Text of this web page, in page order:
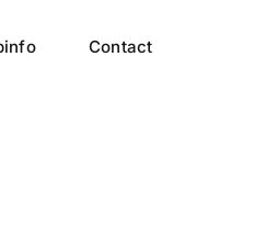
Contact